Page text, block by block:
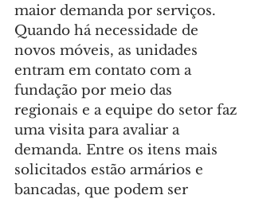
maior demanda por serviços.
Quando há necessidade de
novos móveis, as unidades
entram em contato com a
fundação por meio das
regionais e a equipe do setor faz
uma visita para avaliar a
demanda. Entre os itens mais
solicitados estão armários e
bancadas, que podem ser